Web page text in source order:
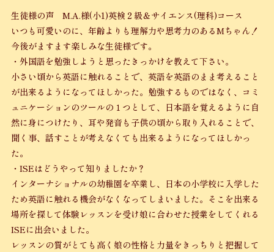
生徒様の声 M.A.様(小1)英検２級＆サイエンス(理科)コース
いつも可愛いのに、年齢よりも理解力や思考力のあるMちゃん！
今後がますます楽しみな生徒様です。
・外国語を勉強しようと思ったきっかけを教えて下さい。
小さい頃から英語に触れることで、英語を英語のまま考えること
が出来るようになってほしかった。勉強するものではなく、コミ
ュニケーションのツールの１つとして、日本語を覚えるように自
然に身につけたり、耳や発音も子供の頃から取り入れることで、
聞く事、話すことが考えなくても出来るようになってほしかっ
た。
・ISEはどうやって知りましたか？
インターナショナルの幼稚園を卒業し、日本の小学校に入学した
ため英語に触れる機会がなくなってしまいました。そこを出来る
場所を探して体験レッスンを受け娘に合わせた授業をしてくれる
ISEに出会いました。
レッスンの質がとても高く娘の性格と力量をきっちりと把握して